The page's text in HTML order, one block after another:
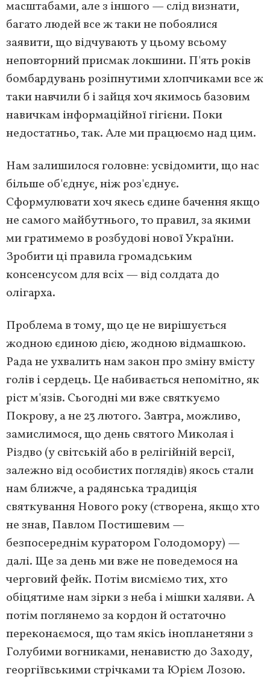
масштабами, але з іншого — слід визнати,
багато людей все ж таки не побоялися
заявити, що відчувають у цьому всьому
неповторний присмак локшини. П'ять років
бомбардувань розіпнутими хлопчиками все ж
таки навчили б і зайця хоч якимось базовим
навичкам інформаційної гігієни. Поки
недостатньо, так. Але ми працюємо над цим.
Нам залишилося головне: усвідомити, що нас
більше об'єднує, ніж роз'єднує.
Сформулювати хоч якесь єдине бачення якщо
не самого майбутнього, то правил, за якими
ми гратимемо в розбудові нової України.
Зробити ці правила громадським
консенсусом для всіх — від солдата до
олігарха.
Проблема в тому, що це не вирішується
жодною єдиною дією, жодною відмашкою.
Рада не ухвалить нам закон про зміну вмісту
голів і сердець. Це набивається непомітно, як
ріст м'язів. Сьогодні ми вже святкуємо
Покрову, а не 23 лютого. Завтра, можливо,
замислимося, що день святого Миколая і
Різдво (у світській або в релігійній версії,
залежно від особистих поглядів) якось стали
нам ближче, а радянська традиція
святкування Нового року (створена, якщо хто
не знав, Павлом Постишевим —
безпосереднім куратором Голодомору) —
далі. Ще за день ми вже не поведемося на
черговий фейк. Потім висміємо тих, хто
обіцятиме нам зірки з неба і мішки халяви. А
потім поглянемо за кордон й остаточно
переконаємося, що там якісь інопланетяни з
Голубими вогниками, ненавистю до Заходу,
георгіївськими стрічками та Юрієм Лозою.